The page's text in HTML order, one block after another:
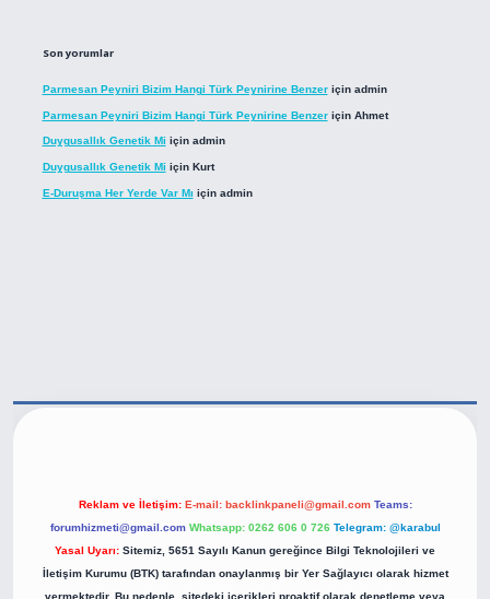
Son yorumlar
Parmesan Peyniri Bizim Hangi Türk Peynirine Benzeriçin admin
Parmesan Peyniri Bizim Hangi Türk Peynirine Benzeriçin Ahmet
Duygusallık Genetik Mi için admin
Duygusallık Genetik Mi için Kurt
E-Duruşma Her Yerde Var Mı için admin
Reklam ve İletişim: E-mail: backlinkpaneli@gmail.com Teams:
forumhizmeti@gmail.com Whatsapp: 0262 606 0 726 Telegram: @karabul
Yasal Uyarı: Sitemiz, 5651 Sayılı Kanun gereğince Bilgi Teknolojileri ve
İletişim Kurumu (BTK) tarafından onaylanmış bir Yer Sağlayıcı olarak hizmet
vermektedir. Bu nedenle, sitedeki içerikleri proaktif olarak denetleme veya